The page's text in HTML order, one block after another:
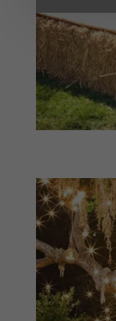
votre